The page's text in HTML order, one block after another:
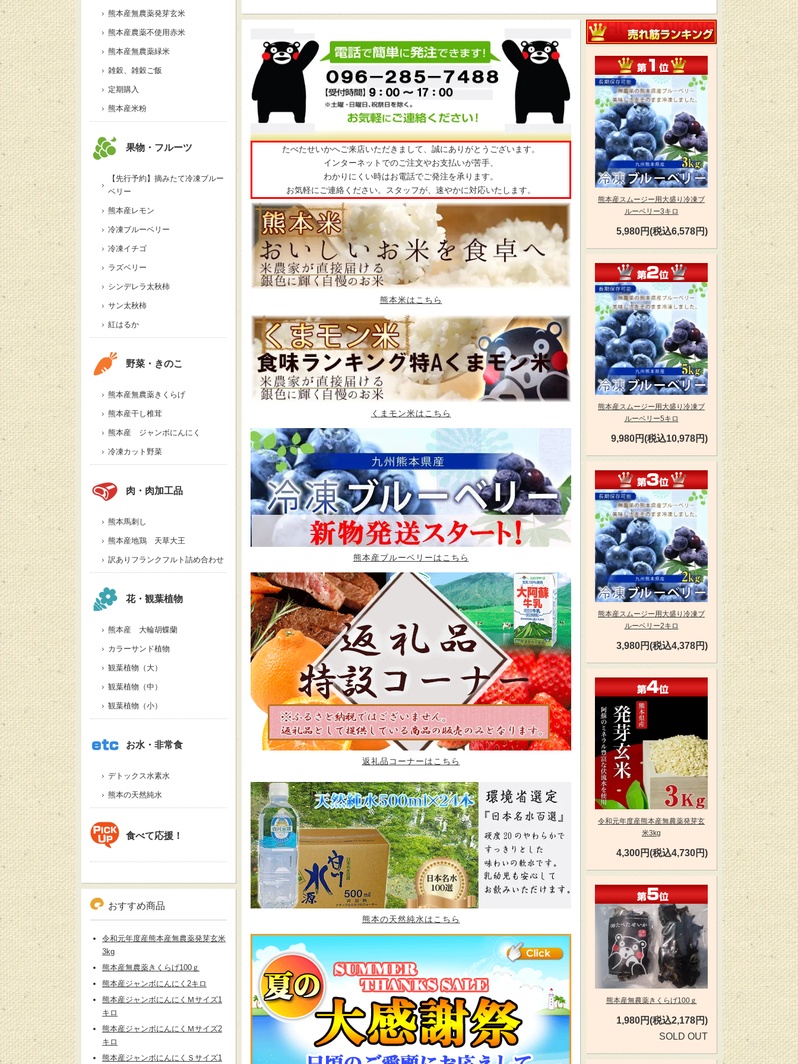
たべたせいかへご来店いただきまして、誠にありがとうございます。
インターネットでのご注文やお支払いが苦手、
わかりにくい時はお電話でご発注を承ります。
お気軽にご連絡ください。スタッフが、速やかに対応いたします。
熊本米はこちら
くまモン米はこちら
熊本産ブルーベリーはこちら
返礼品コーナーはこちら
熊本の天然純水はこちら
第1位
熊本産スムージー用大盛り冷凍ブ
ルーベリー3キロ
5,980円(税込6,578円)
第2位
熊本産スムージー用大盛り冷凍ブ
ルーベリー5キロ
9,980円(税込10,978円)
第3位
熊本産スムージー用大盛り冷凍ブ
ルーベリー2キロ
3,980円(税込4,378円)
令和元年度産熊本産無農薬発芽玄
米3kg
4,300円(税込4,730円)
第5位
熊本産無農薬きくらげ100ｇ
1,980円(税込2,178円)
SOLD OUT
熊本産無農薬発芽玄米
熊本産農薬不使用赤米
熊本産無農薬緑米
雑穀、雑穀ご飯
定期購入
熊本産米粉
果物・フルーツ
【先行予約】摘みたて冷凍ブルー
ベリー
熊本産レモン
冷凍ブルーベリー
冷凍イチゴ
ラズベリー
シンデレラ太秋柿
サン太秋柿
紅はるか
野菜・きのこ
熊本産無農薬きくらげ
熊本産干し椎茸
熊本産 ジャンボにんにく
冷凍カット野菜
肉・肉加工品
熊本馬刺し
熊本産地鶏 天草大王
訳ありフランクフルト詰め合わせ
花・観葉植物
熊本産 大輪胡蝶蘭
カラーサンド植物
観葉植物（大）
観葉植物（中）
観葉植物（小）
お水・非常食
デトックス水素水
熊本の天然純水
食べて応援！
おすすめ商品
令和元年度産熊本産無農薬発芽玄米
3kg
熊本産無農薬きくらげ100ｇ
熊本産ジャンボにんにく2キロ
熊本産ジャンボにんにくＭサイズ1
キロ
熊本産ジャンボにんにくＭサイズ2
キロ
熊本産ジャンボにんにくＳサイズ1